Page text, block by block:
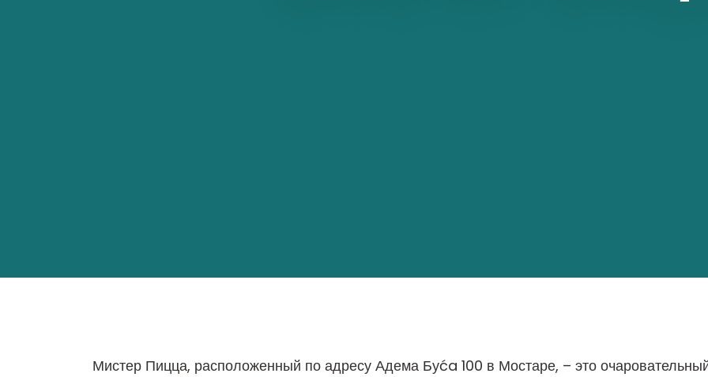
Мистер Пицца, расположенный по адресу Адема Буća 100 в Мостаре, – это